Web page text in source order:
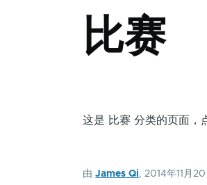
包
屑
比赛
这是 比赛 分类的页面，
由James Qi, 2014年11月20